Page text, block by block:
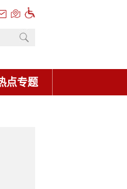
点专题